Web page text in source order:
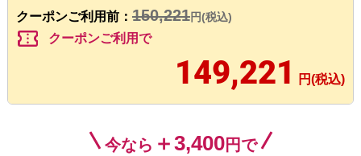
クーポンご利用前： 150,221円(税込)
confirmation_number クーポンご利用で
149,221 円(税込)
今なら ＋3,400円で